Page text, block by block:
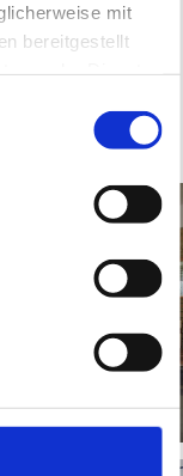
mit
bereitgestellt